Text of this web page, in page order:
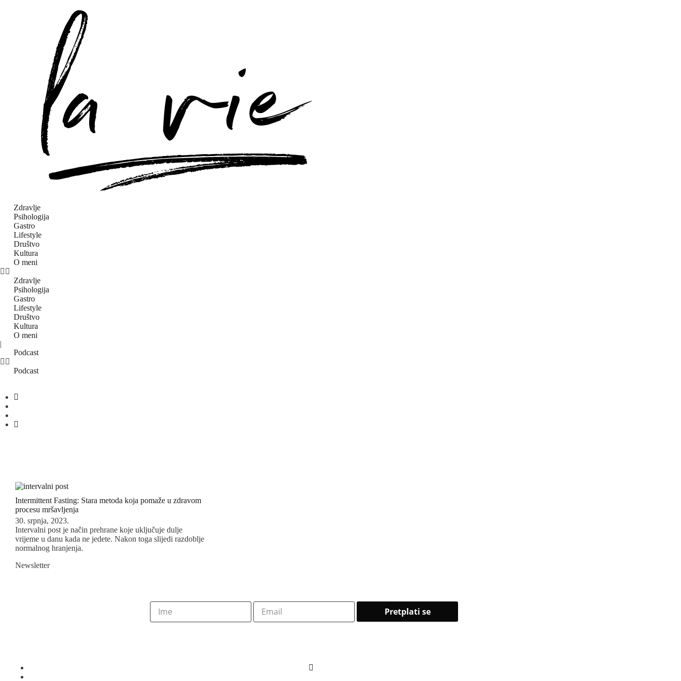
Zdravlje
Psihologija
Gastro
Lifestyle
Društvo
Kultura
O meni
Zdravlje
Psihologija
Gastro
Lifestyle
Društvo
Kultura
O meni
|
Podcast
Podcast
Intermittent Fasting: Stara metoda koja pomaže u zdravom
procesu mršavljenja
30. srpnja, 2023.
Intervalni post je način prehrane koje uključuje dulje
vrijeme u danu kada ne jedete. Nakon toga slijedi razdoblje
normalnog hranjenja.
Newsletter